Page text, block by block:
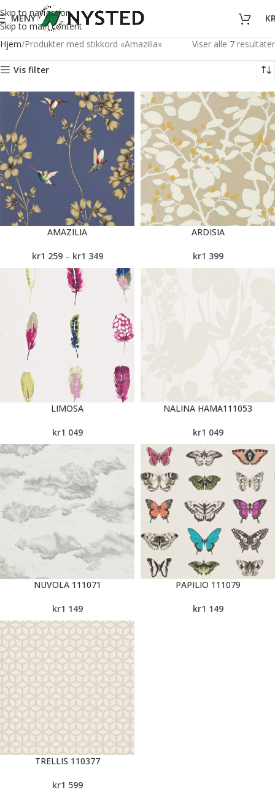
Skip to navigation
Skip to main content
MENY
Hjem Produkter med stikkord «Amazilia» Viser alle 7 resultater
Vis filter
AMAZILIA
kr1 259 – kr1 349
ARDISIA
kr1 399
LIMOSA
kr1 049
NALINA HAMA111053
kr1 049
NUVOLA 111071
kr1 149
PAPILIO 111079
kr1 149
TRELLIS 110377
kr1 599